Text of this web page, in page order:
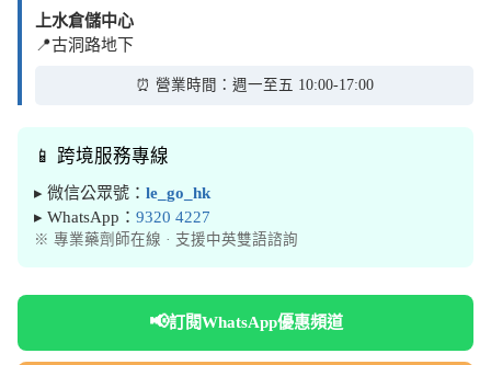
上水倉儲中心
📍古洞路地下
⏰ 營業時間：週一至五 10:00-17:00
📱 跨境服務專線
▸ 微信公眾號： le_go_hk
▸ WhatsApp： 9320 4227
※ 專業藥劑師在線 · 支援中英雙語諮詢
📢訂閱WhatsApp優惠頻道